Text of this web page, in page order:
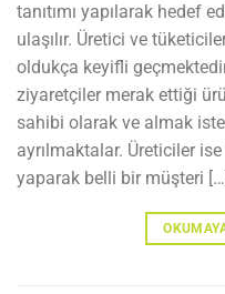
tanıtımı yapılarak hedef
ulaşılır. Üretici ve
oldukça keyifli
ziyaretçiler merak ettiği
sahibi olarak ve almak
ayrılmaktalar. Üreticiler ise
yaparak belli bir müşteri […]